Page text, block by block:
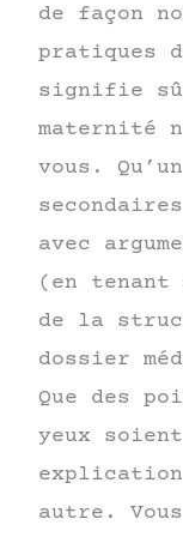
de façon
pratiques
signifie
maternité
vous.
avec
(en tenant
de la
dossier
Que des
yeux
autre.